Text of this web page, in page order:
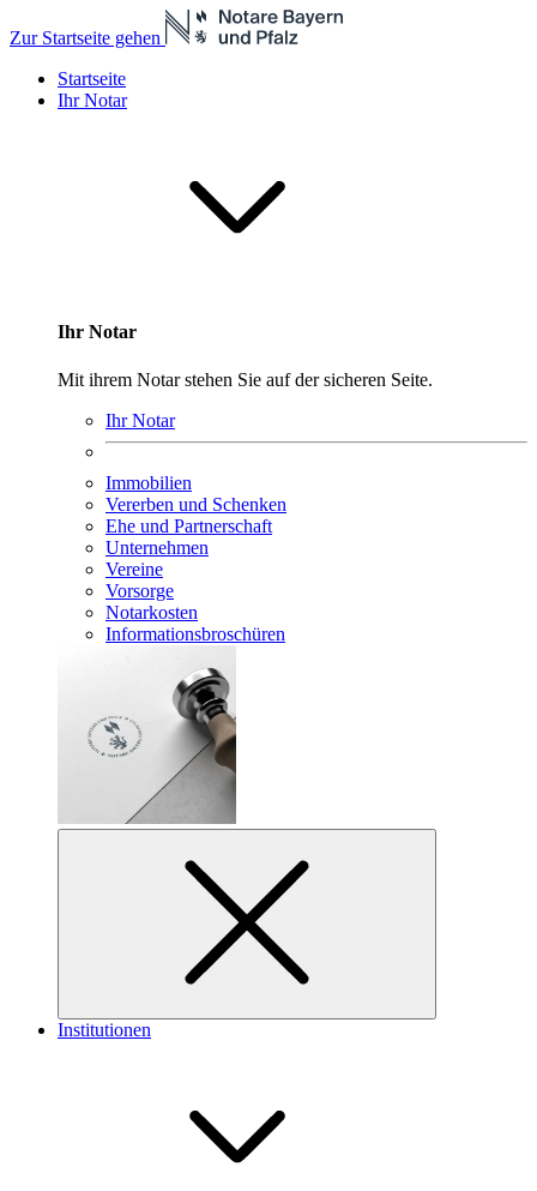
Zur Startseite gehen
Startseite
Ihr Notar
Ihr Notar
Mit ihrem Notar stehen Sie auf der sicheren Seite.
Ihr Notar
Immobilien
Vererben und Schenken
Ehe und Partnerschaft
Unternehmen
Vereine
Vorsorge
Notarkosten
Informationsbroschüren
Institutionen